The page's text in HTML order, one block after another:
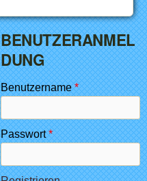
BENUTZERANMEL
DUNG
Benutzername*
Passwort*